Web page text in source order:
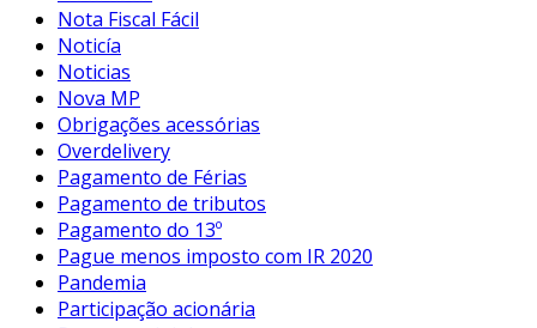
Nota Fiscal Fácil
Noticía
Noticias
Nova MP
Obrigações acessórias
Overdelivery
Pagamento de Férias
Pagamento de tributos
Pagamento do 13º
Pague menos imposto com IR 2020
Pandemia
Participação acionária